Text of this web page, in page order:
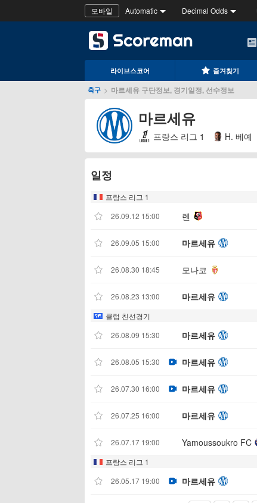
모바일 Automatic Decimal Odds
라이브스코어 즐겨찾기
축구 > 마르세유 구단정보, 경기일정, 선수정보
마르세유
프랑스 리그 1 H. 베예
일정
프랑스 리그 1
26.09.12 15:00
렌
26.09.05 15:00 마르세유
26.08.30 18:45 모나코
26.08.23 13:00 마르세유
클럽 친선경기
26.08.09 15:30
마르세유
26.08.05 15:30 마르세유
26.07.30 16:00 마르세유
26.07.25 16:00 마르세유
26.07.17 19:00 Yamoussoukro FC
프랑스 리그 1
26.05.17 19:00
마르세유